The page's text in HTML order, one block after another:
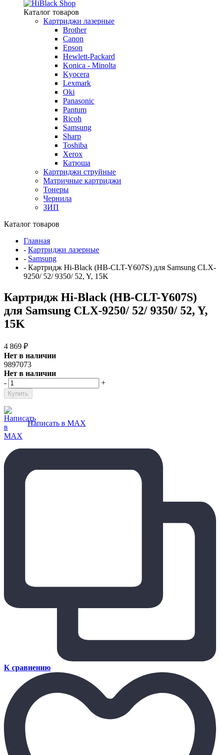
Каталог товаров
Картриджи лазерные
Brother
Canon
Epson
Hewlett-Packard
Konica - Minolta
Kyocera
Lexmark
Oki
Panasonic
Pantum
Ricoh
Samsung
Sharp
Toshiba
Xerox
Катюша
Картриджи струйные
Матричные картриджи
Тонеры
Чернила
ЗИП
Каталог товаров
Главная
- Картриджи лазерные
- Samsung
- Картридж Hi-Black (HB-CLT-Y607S) для Samsung CLX-
9250/ 52/ 9350/ 52, Y, 15K
Картридж Hi-Black (HB-CLT-Y607S)
для Samsung CLX-9250/ 52/ 9350/ 52, Y,
15K
4 869 ₽
Нет в наличии
9897073
Нет в наличии
-
+
Написать в MAX
К сравнению